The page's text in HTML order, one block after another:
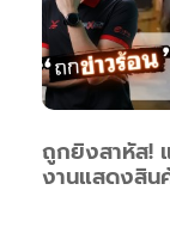
ถูกยิงสาหัส!
งานแสดงสิน